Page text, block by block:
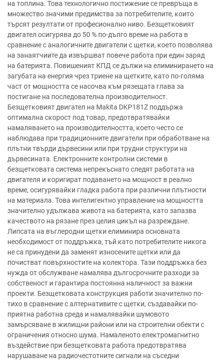
на топлина. Това технологично постижение се превръща в
множество значими предимства за потребителите, които
търсят резултати от професионално ниво. Безщетковият
двигател осигурява до 50 % по-дълго време на работа в
сравнение с аналогичните двигатели с щетки, което позволява
на занаятчиите да извършват повече работа при един заряд
на батерията. Повишеният КПД се дължи на елиминирането на
загубата на енергия чрез триене на щетките, като по-голяма
част от мощността се насочва към рязещата глава за
постигане на последователна производителност.
Безщетковият двигател на Makita DKP181Z поддържа
оптимална скорост под товар, предотвратявайки
намаляването на производителността, което често се
наблюдава при традиционните двигатели при обработване на
плътни твърди дървесини или при трудни структури на
дървесината. Електронните контролни системи в
безщетковата система непрекъснато следят работата на
двигателя и коригират подаването на мощност в реално
време, осигурявайки гладка работа при различни плътности
на материала. Това интелигентно управление на мощността
значително удължава живота на батерията, като запазва
качеството на рязане през целия цикъл на разреждане.
Липсата на въглеродни щетки елиминира основната
необходимост от поддръжка, тъй като потребителите никога
не са принудени да заменят износените щетки или да
почистват повърхностите на колектора. Тази поддръжка без
нужда от обслужване намалява дългосрочните разходи за
собственост и гарантира постоянна наличност за важни
проекти. Безщетковата конструкция работи значително по-
тихо в сравнение с алтернативите с щетки, създавайки по-
приятна работна среда и намалявайки шумовото
замърсяване в жилищни райони или на строителни обекти с
ограничения относно шума. Намаленото електромагнитно
въздействие при безщетковата работа предотвратява
нарушаване на радиочестотните сигнали на съседни